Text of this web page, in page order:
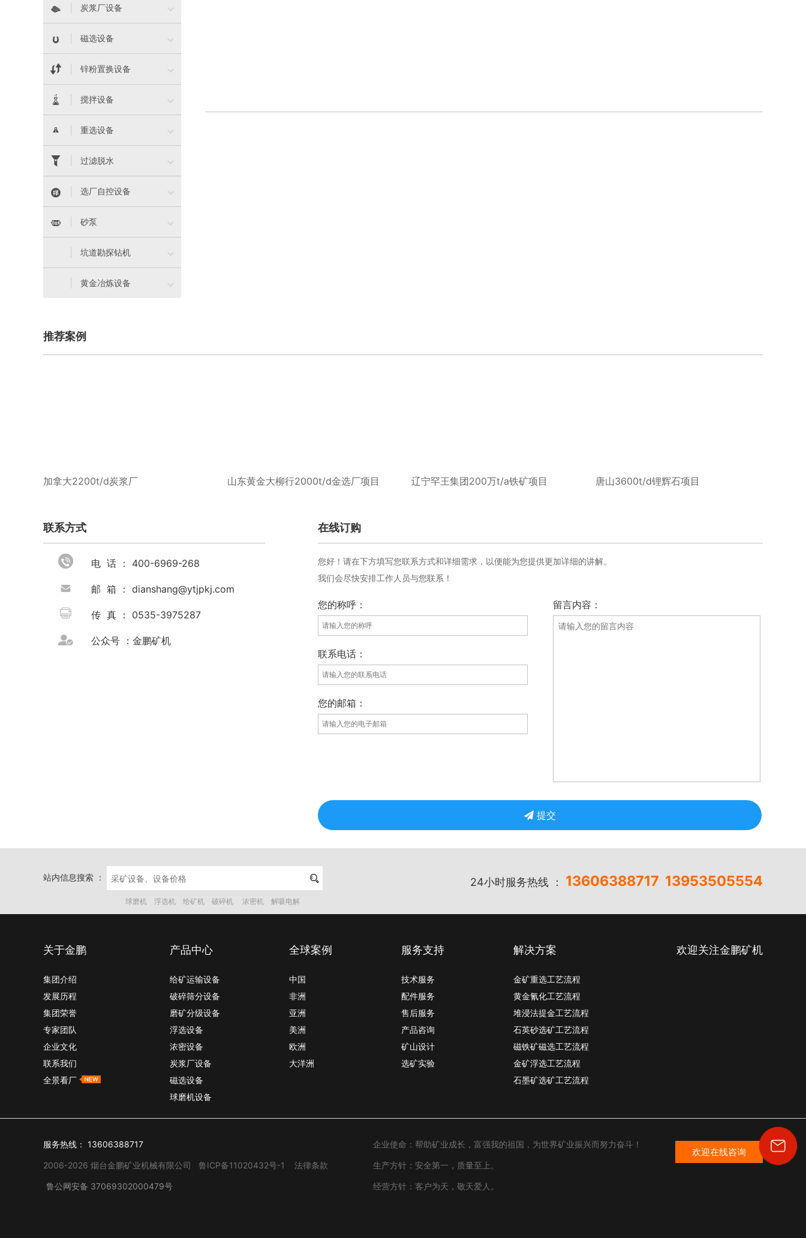
 炭浆厂设备
 磁选设备
 锌粉置换设备
 搅拌设备
 重选设备
 过滤脱水
 选厂自控设备
 砂泵
坑道勘探钻机
黄金冶炼设备
推荐案例
加拿大2200t/d炭浆厂 山东黄金大柳行2000t/d金选厂项目 辽宁罕王集团200万t/a铁矿项目 唐山3600t/d锂辉石项目
联系方式
 电 话 ： 400-6969-268
 邮 箱 ： dianshang@ytjpkj.com
 传 真 ： 0535-3975287
 公众号 ：金鹏矿机
在线订购
您好！请在下方填写您联系方式和详细需求，以便能为您提供更加详细的讲解。
我们会尽快安排工作人员与您联系！
您的称呼：
联系电话：
您的邮箱：
留言内容：
提交
站内信息搜索 ：  24小时服务热线 ： 13606388717 13953505554
球磨机 浮选机 给矿机 破碎机 浓密机 解吸电解
关于金鹏
集团介绍
发展历程
集团荣誉
专家团队
企业文化
联系我们
全景看厂
产品中心
给矿运输设备
破碎筛分设备
磨矿分级设备
浮选设备
浓密设备
炭浆厂设备
磁选设备
球磨机设备
全球案例
中国
非洲
亚洲
美洲
欧洲
大洋洲
服务支持
技术服务
配件服务
售后服务
产品咨询
矿山设计
选矿实验
解决方案
金矿重选工艺流程
黄金氰化工艺流程
堆浸法提金工艺流程
石英砂选矿工艺流程
磁铁矿磁选工艺流程
金矿浮选工艺流程
石墨矿选矿工艺流程
欢迎关注金鹏矿机
服务热线： 13606388717
2006-2026 烟台金鹏矿业机械有限公司 鲁ICP备11020432号-1 法律条款
鲁公网安备 37069302000479号
企业使命：帮助矿业成长，富强我的祖国，为世界矿业振兴而努力奋斗！
生产方针：安全第一，质量至上。
经营方针：客户为天，敬天爱人。
欢迎在线咨询